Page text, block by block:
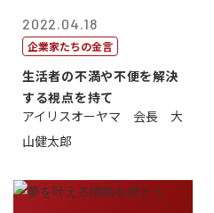
2022.04.18
企業家たちの金言
生活者の不満や不便を解決
する視点を持て
アイリスオーヤマ 会長 大
山健太郎